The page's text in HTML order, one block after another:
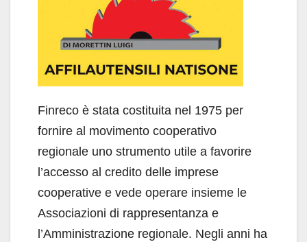
Finreco è stata costituita nel 1975 per
fornire al movimento cooperativo
regionale uno strumento utile a favorire
l’accesso al credito delle imprese
cooperative e vede operare insieme le
Associazioni di rappresentanza e
l’Amministrazione regionale. Negli anni ha